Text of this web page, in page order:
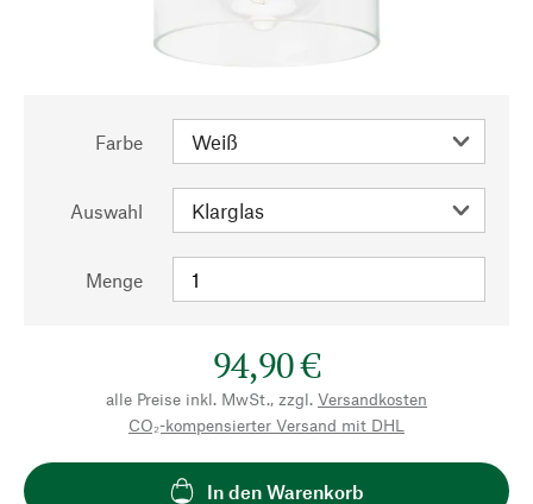
Farbe
Auswahl
Menge
94,90 €
alle Preise inkl. MwSt., zzgl. Versandkosten
CO₂-kompensierter Versand mit DHL
In den Warenkorb